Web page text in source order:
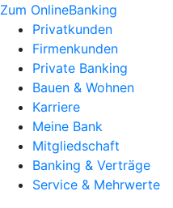
Zum OnlineBanking
Privatkunden
Firmenkunden
Private Banking
Bauen & Wohnen
Karriere
Meine Bank
Mitgliedschaft
Banking & Verträge
Service & Mehrwerte